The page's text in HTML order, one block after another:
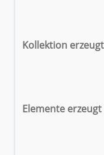
Kollektion erzeugt
Elemente erzeugt